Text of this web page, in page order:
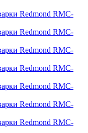
Redmond RMC-
Redmond RMC-
Redmond RMC-
Redmond RMC-
Redmond RMC-
Redmond RMC-
Redmond RMC-